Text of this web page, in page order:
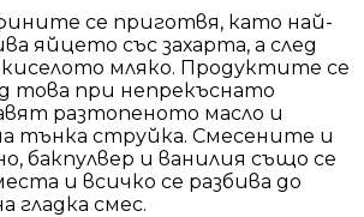
се приготвя, като най-
яйцето със захарта, а след
киселото мляко. Продуктите се
това при непрекъснато
разтопеното масло и
тънка струйка. Смесените и
бакпулвер и ванилия също се
и всичко се разбива до
гладка смес.